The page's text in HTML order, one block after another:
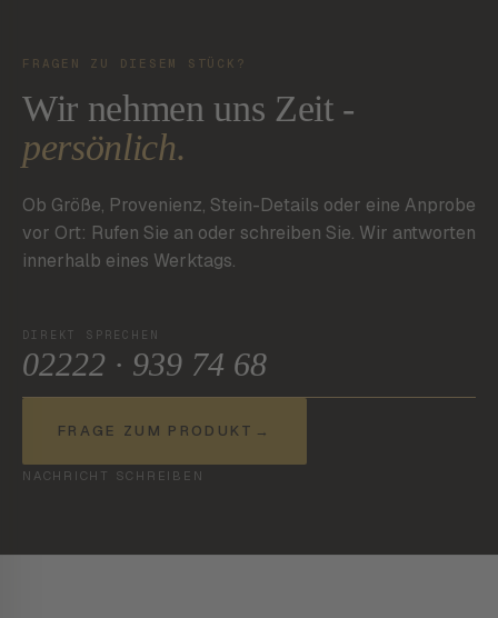
FRAGEN ZU DIESEM STÜCK?
Wir nehmen uns Zeit -
persönlich.
Ob Größe, Provenienz, Stein-Details oder eine Anprobe
vor Ort: Rufen Sie an oder schreiben Sie. Wir antworten
innerhalb eines Werktags.
DIREKT SPRECHEN
02222 · 939 74 68
FRAGE ZUM PRODUKT →
NACHRICHT SCHREIBEN